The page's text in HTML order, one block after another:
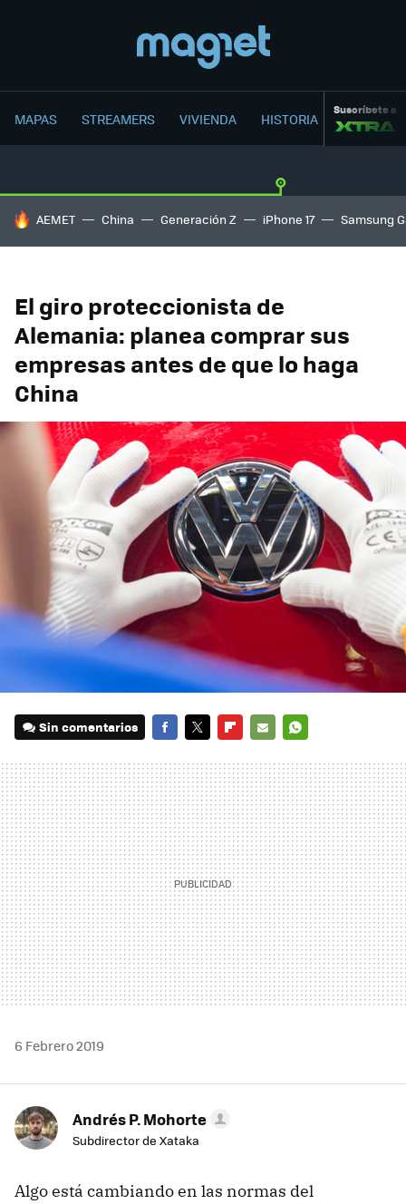
MAPAS STREAMERS VIVIENDA HISTORIA Suscríbete a
HOY SE HABLA DE
AEMET China Generación Z iPhone 17 Samsung
El giro proteccionista de
Alemania: planea comprar sus
empresas antes de que lo haga
China
Sin comentarios
MAIL
6 Febrero 2019
Andrés P. Mohorte
Subdirector de Xataka
Algo está cambiando en las normas del